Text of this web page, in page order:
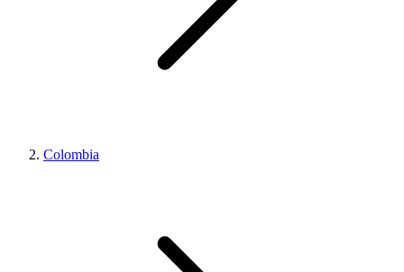
Colombia